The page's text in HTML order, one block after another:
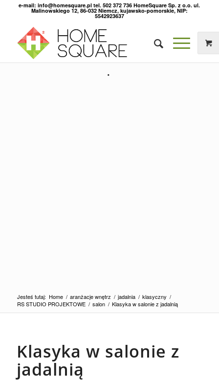
e-mail: info@homesquare.pl tel. 502 372 736 HomeSquare Sp. z o.o. ul.
Malinowskiego 12, 86-032 Niemcz, kujawsko-pomorskie, NIP:
5542923637
Jesteś tutaj: Home / aranżacje wnętrz / jadalnia / klasyczny /
RS STUDIO PROJEKTOWE / salon / Klasyka w salonie z jadalnią
Klasyka w salonie z
jadalnią